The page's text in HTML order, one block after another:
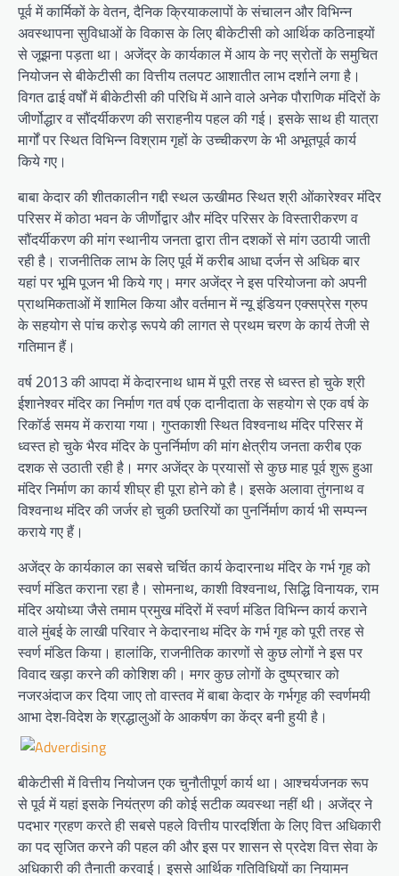
पूर्व में कार्मिकों के वेतन, दैनिक क्रियाकलापों के संचालन और विभिन्न
अवस्थापना सुविधाओं के विकास के लिए बीकेटीसी को आर्थिक कठिनाइयों
से जूझना पड़ता था। अजेंद्र के कार्यकाल में आय के नए स्रोतों के समुचित
नियोजन से बीकेटीसी का वित्तीय तलपट आशातीत लाभ दर्शाने लगा है।
विगत ढाई वर्षों में बीकेटीसी की परिधि में आने वाले अनेक पौराणिक मंदिरों के
जीर्णोद्धार व सौंदर्यीकरण की सराहनीय पहल की गई। इसके साथ ही यात्रा
मार्गों पर स्थित विभिन्न विश्राम गृहों के उच्चीकरण के भी अभूतपूर्व कार्य
किये गए।
बाबा केदार की शीतकालीन गद्दी स्थल ऊखीमठ स्थित श्री ओंकारेश्वर मंदिर
परिसर में कोठा भवन के जीर्णोद्वार और मंदिर परिसर के विस्तारीकरण व
सौंदर्यीकरण की मांग स्थानीय जनता द्वारा तीन दशकों से मांग उठायी जाती
रही है। राजनीतिक लाभ के लिए पूर्व में करीब आधा दर्जन से अधिक बार
यहां पर भूमि पूजन भी किये गए। मगर अजेंद्र ने इस परियोजना को अपनी
प्राथमिकताओं में शामिल किया और वर्तमान में न्यू इंडियन एक्सप्रेस ग्रुप
के सहयोग से पांच करोड़ रूपये की लागत से प्रथम चरण के कार्य तेजी से
गतिमान हैं।
वर्ष 2013 की आपदा में केदारनाथ धाम में पूरी तरह से ध्वस्त हो चुके श्री
ईशानेश्वर मंदिर का निर्माण गत वर्ष एक दानीदाता के सहयोग से एक वर्ष के
रिकॉर्ड समय में कराया गया। गुप्तकाशी स्थित विश्वनाथ मंदिर परिसर में
ध्वस्त हो चुके भैरव मंदिर के पुनर्निर्माण की मांग क्षेत्रीय जनता करीब एक
दशक से उठाती रही है। मगर अजेंद्र के प्रयासों से कुछ माह पूर्व शुरू हुआ
मंदिर निर्माण का कार्य शीघ्र ही पूरा होने को है। इसके अलावा तुंगनाथ व
विश्वनाथ मंदिर की जर्जर हो चुकी छतरियों का पुनर्निर्माण कार्य भी सम्पन्न
कराये गए हैं।
अजेंद्र के कार्यकाल का सबसे चर्चित कार्य केदारनाथ मंदिर के गर्भ गृह को
स्वर्ण मंडित कराना रहा है। सोमनाथ, काशी विश्वनाथ, सिद्धि विनायक, राम
मंदिर अयोध्या जैसे तमाम प्रमुख मंदिरों में स्वर्ण मंडित विभिन्न कार्य कराने
वाले मुंबई के लाखी परिवार ने केदारनाथ मंदिर के गर्भ गृह को पूरी तरह से
स्वर्ण मंडित किया। हालांकि, राजनीतिक कारणों से कुछ लोगों ने इस पर
विवाद खड़ा करने की कोशिश की। मगर कुछ लोगों के दुष्प्रचार को
नजरअंदाज कर दिया जाए तो वास्तव में बाबा केदार के गर्भगृह की स्वर्णमयी
आभा देश-विदेश के श्रद्धालुओं के आकर्षण का केंद्र बनी हुयी है।
बीकेटीसी में वित्तीय नियोजन एक चुनौतीपूर्ण कार्य था। आश्चर्यजनक रूप
से पूर्व में यहां इसके नियंत्रण की कोई सटीक व्यवस्था नहीं थी। अजेंद्र ने
पदभार ग्रहण करते ही सबसे पहले वित्तीय पारदर्शिता के लिए वित्त अधिकारी
का पद सृजित करने की पहल की और इस पर शासन से प्रदेश वित्त सेवा के
अधिकारी की तैनाती करवाई। इससे आर्थिक गतिविधियों का नियामन